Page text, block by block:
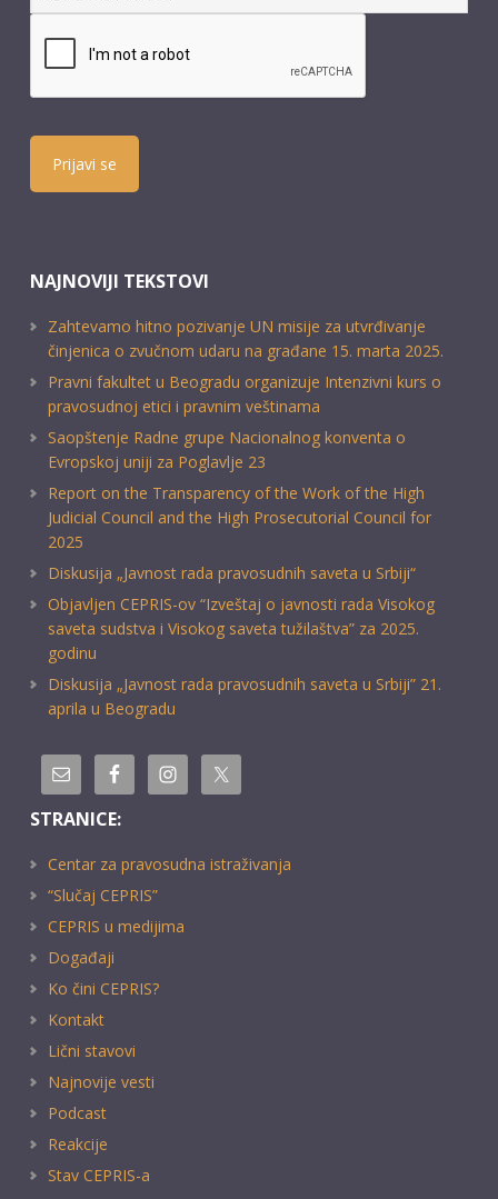
Prijavi se
NAJNOVIJI TEKSTOVI
Zahtevamo hitno pozivanje UN misije za utvrđivanje
činjenica o zvučnom udaru na građane 15. marta 2025.
Pravni fakultet u Beogradu organizuje Intenzivni kurs o
pravosudnoj etici i pravnim veštinama
Saopštenje Radne grupe Nacionalnog konventa o
Evropskoj uniji za Poglavlje 23
Report on the Transparency of the Work of the High
Judicial Council and the High Prosecutorial Council for
2025
Diskusija „Javnost rada pravosudnih saveta u Srbiji“
Objavljen CEPRIS-ov “Izveštaj o javnosti rada Visokog
saveta sudstva i Visokog saveta tužilaštva” za 2025.
godinu
Diskusija „Javnost rada pravosudnih saveta u Srbiji” 21.
aprila u Beogradu
STRANICE:
Centar za pravosudna istraživanja
“Slučaj CEPRIS”
CEPRIS u medijima
Događaji
Ko čini CEPRIS?
Kontakt
Lični stavovi
Najnovije vesti
Podcast
Reakcije
Stav CEPRIS-a